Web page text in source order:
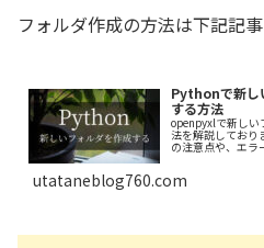
フォルダ作成の方法は下記記
Pythonで新し
する方法
openpyxlで新しい
法を解説しており
の注意点や、エラ
utataneblog760.com